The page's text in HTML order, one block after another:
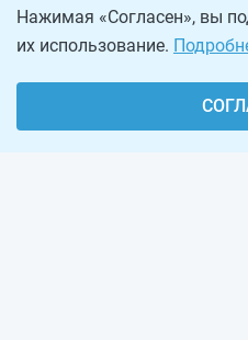
Нажимая «Согласен», вы
их использование.